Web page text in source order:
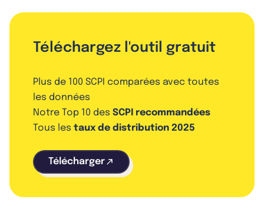
Téléchargez l'outil gratuit
Plus de 100 SCPI comparées avec toutes
les données
Notre Top 10 des SCPI recommandées
Tous les taux de distribution 2025
Télécharger